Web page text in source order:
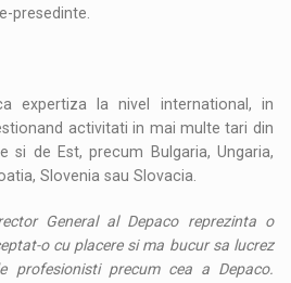
presedinte.
expertiza la nivel international, in
activitati in mai multe tari din
si de Est, precum Bulgaria, Ungaria,
Slovenia sau Slovacia.
General al Depaco reprezinta o
o cu placere si ma bucur sa lucrez
profesionisti precum cea a Depaco.